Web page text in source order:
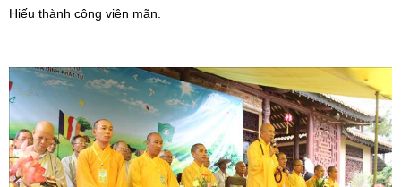
Hiếu thành công viên mãn.